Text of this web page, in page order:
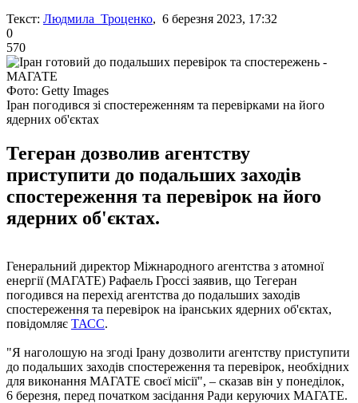
Текст: Людмила Троценко, 6 березня 2023, 17:32
0
570
Фото: Getty Images
Іран погодився зі спостереженням та перевірками на його
ядерних об'єктах
Тегеран дозволив агентству
приступити до подальших заходів
спостереження та перевірок на його
ядерних об'єктах.
Генеральний директор Міжнародного агентства з атомної
енергії (МАГАТЕ) Рафаель Гроссі заявив, що Тегеран
погодився на перехід агентства до подальших заходів
спостереження та перевірок на іранських ядерних об'єктах,
повідомляє ТАСС.
"Я наголошую на згоді Ірану дозволити агентству приступити
до подальших заходів спостереження та перевірок, необхідних
для виконання МАГАТЕ своєї місії", – сказав він у понеділок,
6 березня, перед початком засідання Ради керуючих МАГАТЕ.